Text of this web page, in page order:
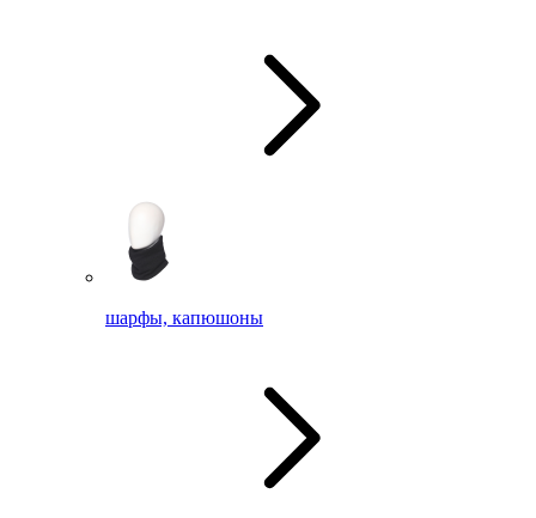
шарфы, капюшоны